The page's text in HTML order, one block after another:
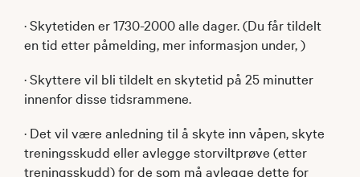
· Skytetiden er 1730-2000 alle dager. (Du får tildelt
en tid etter påmelding, mer informasjon under, )
· Skyttere vil bli tildelt en skytetid på 25 minutter
innenfor disse tidsrammene.
· Det vil være anledning til å skyte inn våpen, skyte
treningsskudd eller avlegge storviltprøve (etter
treningsskudd) for de som må avlegge dette for